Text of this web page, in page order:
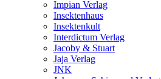
Impian Verlag
Insektenhaus
Insektenkult
Interdictum Verlag
Jacoby & Stuart
Jaja Verlag
JNK